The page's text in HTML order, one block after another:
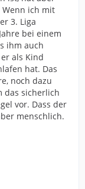
ich mit
3. Liga
bei einem
ihm auch
als Kind
hat. Das
noch dazu
das sicherlich
vor. Dass der
menschlich.